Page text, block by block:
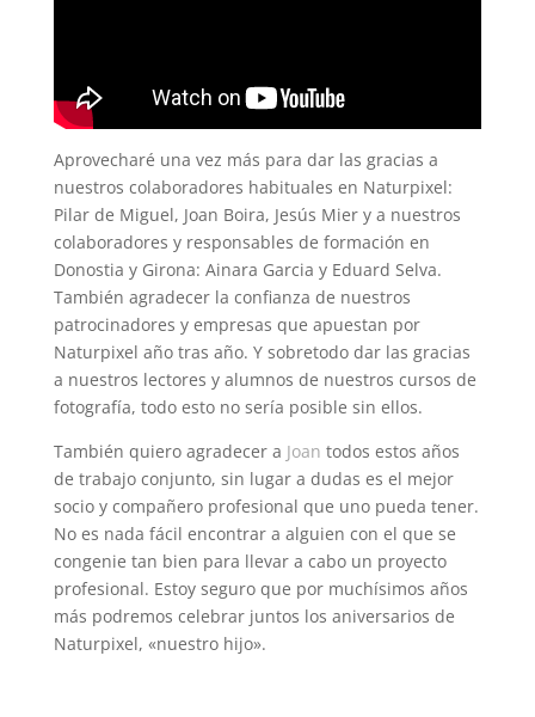
Aprovecharé una vez más para dar las gracias a
nuestros colaboradores habituales en Naturpixel:
Pilar de Miguel, Joan Boira, Jesús Mier y a nuestros
colaboradores y responsables de formación en
Donostia y Girona: Ainara Garcia y Eduard Selva.
También agradecer la confianza de nuestros
patrocinadores y empresas que apuestan por
Naturpixel año tras año. Y sobretodo dar las gracias
a nuestros lectores y alumnos de nuestros cursos de
fotografía, todo esto no sería posible sin ellos.
También quiero agradecer a Joan todos estos años
de trabajo conjunto, sin lugar a dudas es el mejor
socio y compañero profesional que uno pueda tener.
No es nada fácil encontrar a alguien con el que se
congenie tan bien para llevar a cabo un proyecto
profesional. Estoy seguro que por muchísimos años
más podremos celebrar juntos los aniversarios de
Naturpixel, «nuestro hijo».